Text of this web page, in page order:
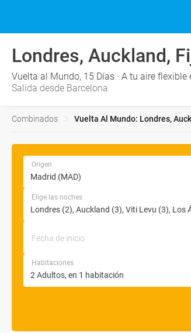
Londres, Auckland,
Vuelta al Mundo, 15 Días · A tu aire flexible
Salida desde Barcelona
Combinados Vuelta Al Mundo: Londres,
Origen
Elige las noches
Fecha de inicio
Habitaciones